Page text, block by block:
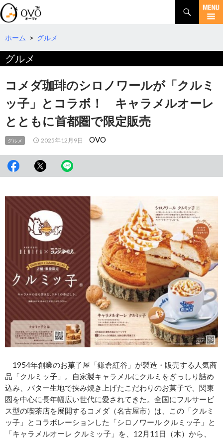
検
索
コ
テ
ツ
へ
ホーム > グルメ
グルメ
コメダ珈琲のシロノワールが「クルミ
ッ子」とコラボ！ キャラメルオーレ
とともに首都圏で限定販売
グルメ 2025年12月9日 OVO
1954年創業のお菓子屋「鎌倉紅谷」が製造・販売する人気商
品「クルミッ子」。自家製キャラメルにクルミをぎっしり詰め
込み、バター生地で挟み焼き上げたこだわりのお菓子で、関東
圏を中心に長年幅広い世代に愛されてきた。全国にフルサービ
ス型の喫茶店を展開するコメダ（名古屋市）は、この「クルミ
ッ子」とコラボレーションした「シロノワール クルミッ子」と
「キャラメルオーレ クルミッ子」を、12月11日（木）から、